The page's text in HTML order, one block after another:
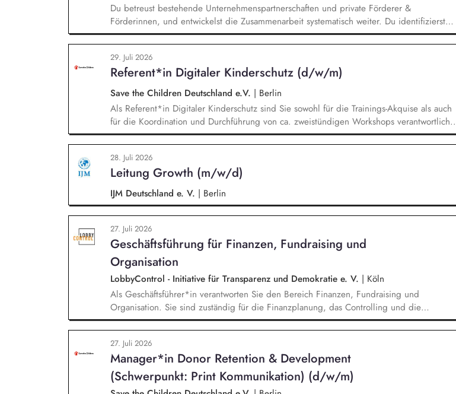
Du betreust bestehende Unternehmenspartnerschaften und private Förderer &
Förderinnen, und entwickelst die Zusammenarbeit systematisch weiter. Du identifizierst
neue Unternehmen und Förderer & Förderinnen und sprichst sie aktiv an. Du planst und
setzt Fundraising-Maßnahmen eigenständig um und verfolgst deren Ergebnisse. Du
arbeitest eng mit der Landesdirektion, dem Marketing und unseren Programmkollegen
zusammen.
29. Juli 2026
Referent*in Digitaler Kinderschutz (d/w/m)
Save the Children Deutschland e.V. | Berlin
Als Referent*in Digitaler Kinderschutz sind Sie sowohl für die Trainings-Akquise als auch
für die Koordination und Durchführung von ca. zweistündigen Workshops verantwortlich.
Identifikation, Ansprache und Akquise von Institutionen und Organisationen für Trainings
zum sensiblen Umgang mit Kinderfotos und -videos (z. B. Kitas, Schulen, Sportvereine
und -verbände, Jugendverbände, Kinder-/Jugendreiseveranstalter). Eigenständige
Konzeption und Durchführung zielgruppengerechter Trainings in digitalen Formaten sowie
in Präsenz bei Auftraggebern.
28. Juli 2026
Leitung Growth (m/w/d)
IJM Deutschland e. V. | Berlin
27. Juli 2026
Geschäftsführung für Finanzen, Fundraising und
Organisation
LobbyControl - Initiative für Transparenz und Demokratie e. V. | Köln
Als Geschäftsführer*in verantworten Sie den Bereich Finanzen, Fundraising und
Organisation. Sie sind zuständig für die Finanzplanung, das Controlling und die
Organisation des Rechnungswesens. Sie leiten das Fundraising-Team und entwickeln eine
nachhaltige Fundraising Strategie. Sie sind verantwortlich für das Personalmanagement
und die operative Steuerung von Prozessen zur Organisationsentwicklung.
27. Juli 2026
Manager*in Donor Retention & Development
(Schwerpunkt: Print Kommunikation) (d/w/m)